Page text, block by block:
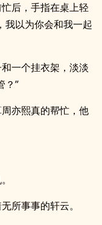
后，手指在桌上轻
我以为你会和我一起
一个挂衣架，淡淡
？”
亦熙真的帮忙，他
所事事的轩云。